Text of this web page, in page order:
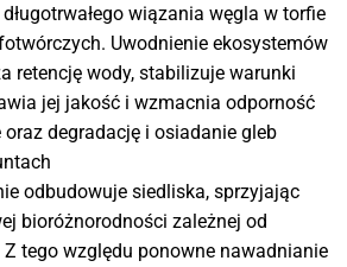
wiązania węgla w torfie
Uwodnienie ekosystemów
retencję wody, stabilizuje warunki
jej jakość i wzmacnia odporność
degradację i osiadanie gleb
odbudowuje siedliska, sprzyjając
bioróżnorodności zależnej od
tego względu ponowne nawadnianie